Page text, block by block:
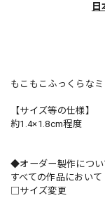
もこもこふっくらな
【サイズ等の仕様】
約1.4×1.8cm程度
◆オーダー製作につい
すべての作品において
□サイズ変更